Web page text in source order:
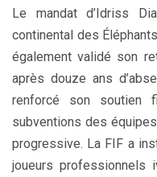
Le mandat d’Idriss
continental des
également validé son
après douze ans
renforcé son soutien
subventions des
progressive. La FIF a
joueurs professionnels